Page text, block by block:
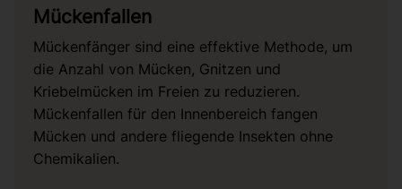
Mückenfallen
Mückenfänger sind eine effektive Methode, um
die Anzahl von Mücken, Gnitzen und
Kriebelmücken im Freien zu reduzieren.
Mückenfallen für den Innenbereich fangen
Mücken und andere fliegende Insekten ohne
Chemikalien.